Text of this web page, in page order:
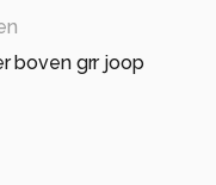
boven grr joop